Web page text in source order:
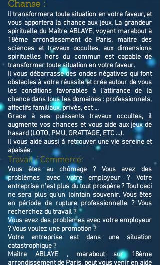
Chanse :
Il transformera toute situation en votre faveur, et
vous apportera la chance aux jeux. La grandeur
spirituelle du Maître ABLAYE, voyant marabout à
18ème arrondissement de Paris, maitre des
sciences et travaux occultes, aux dimensions
spirituelles hors du commun est capable de
transformer toute situation en votre faveur.
Il vous débarrasse des ondes négatives qui font
obstacles à votre réussite et crée autour de vous
les conditions favorables à l’attirance de la
chance dans tous les domaines : professionnels,
affectifs familiaux, privés, ect ...
Grace à ses puissants travaux occultes, il
augmente vos chances et vous aide aux jeux de
hasard (LOTO, PMU, GRATTAGE, ETC ...).
Il vous aide aussi à retrouver une vie sereine et
apaisée.
Travail / Commerce:
Vous êtes au chômage ? Vous avez des
problèmes avec votre employeur ? Votre
entreprise n’est plus du tout prospère ? Tout ceci
ne sera plus qu’un lointain souvenir. Vous êtes
en période de rupture professionnelle ? Vous
recherchez du travail ?
Vous avez des problèmes avec votre employeur
? Vous voulez une promotion ?
Votre entreprise est dans une situation
catastrophique ?
Maître ABLAYE , marabout sur 18ème
arrondissement de Paris, peut vous venir en aide